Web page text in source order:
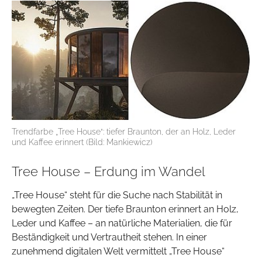
Trendfarbe „Tree House“: tiefer Braunton, der an Holz, Leder
und Kaffee erinnert (Bild: Mankiewicz)
Tree House – Erdung im Wandel
„Tree House“ steht für die Suche nach Stabilität in
bewegten Zeiten. Der tiefe Braunton erinnert an Holz,
Leder und Kaffee – an natürliche Materialien, die für
Beständigkeit und Vertrautheit stehen. In einer
zunehmend digitalen Welt vermittelt „Tree House“